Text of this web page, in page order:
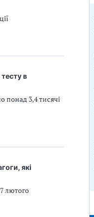
в
понад 3,4 тисячі
які
лютого